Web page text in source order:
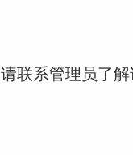
联系管理员了